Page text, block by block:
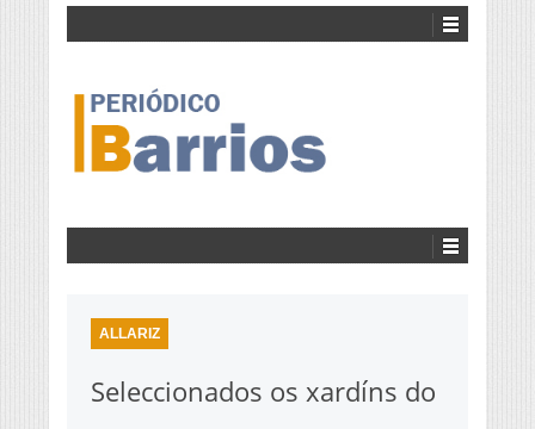
ALLARIZ
Seleccionados os xardíns do